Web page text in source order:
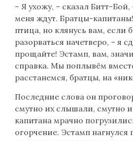
– Я ухожу, – сказал Битт-
меня ждут. Братцы-
птица, но клянусь вам, если
разорваться начетверо, – я
прощайте! Эстамп, вам,
справка. Мы поплывём
расстанемся, братцы, на
Последние слова он
смутно их слышали, смутно
капитана мрачно
огорчение. Эстамп нагнулся